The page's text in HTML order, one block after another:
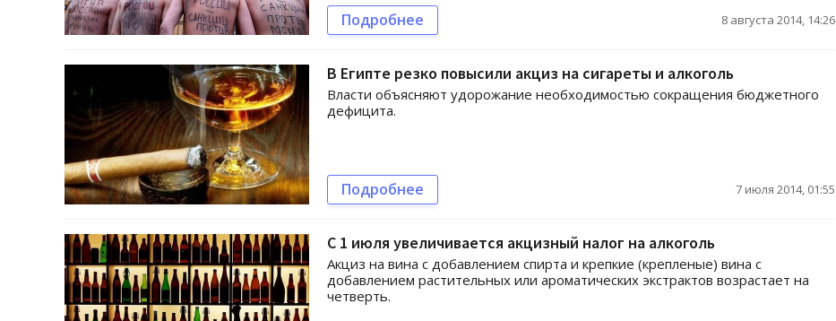
Подробнее 8 августа 2014, 14:26
В Египте резко повысили акциз на сигареты и алкоголь
Власти объясняют удорожание необходимостью сокращения бюджетного
дефицита.
Подробнее 7 июля 2014, 01:55
С 1 июля увеличивается акцизный налог на алкоголь
Акциз на вина с добавлением спирта и крепкие (крепленые) вина с
добавлением растительных или ароматических экстрактов возрастает на
четверть.